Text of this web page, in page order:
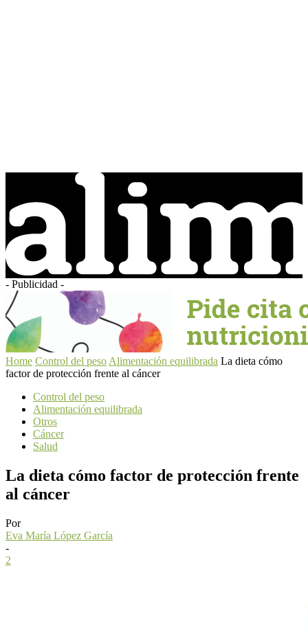
- Publicidad -
Home Control del peso Alimentación equilibrada La dieta cómo
factor de protección frente al cáncer
Control del peso
Alimentación equilibrada
Otros
Cáncer
Salud
La dieta cómo factor de protección frente
al cáncer
Por
Eva María López García
-
2